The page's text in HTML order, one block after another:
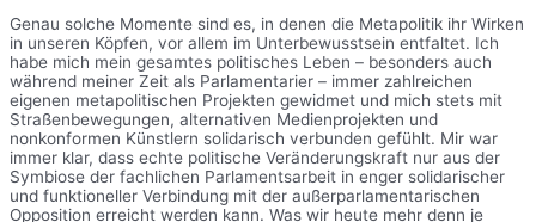
Genau solche Momente sind es, in denen die Metapolitik ihr Wirken
in unseren Köpfen, vor allem im Unterbewusstsein entfaltet. Ich
habe mich mein gesamtes politisches Leben – besonders auch
während meiner Zeit als Parlamentarier – immer zahlreichen
eigenen metapolitischen Projekten gewidmet und mich stets mit
Straßenbewegungen, alternativen Medienprojekten und
nonkonformen Künstlern solidarisch verbunden gefühlt. Mir war
immer klar, dass echte politische Veränderungskraft nur aus der
Symbiose der fachlichen Parlamentsarbeit in enger solidarischer
und funktioneller Verbindung mit der außerparlamentarischen
Opposition erreicht werden kann. Was wir heute mehr denn je